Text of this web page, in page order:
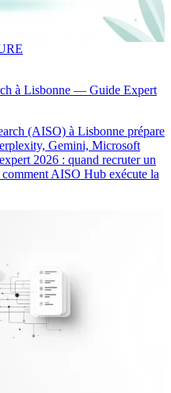
à Lisbonne — Guide Expert
(AISO) à Lisbonne prépare
Gemini, Microsoft
2026 : quand recruter un
AISO Hub exécute la